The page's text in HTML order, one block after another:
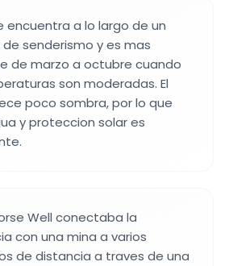
encuentra a lo largo de un
senderismo y es mas
de marzo a octubre cuando
son moderadas. El
poco sombra, por lo que
y proteccion solar es
Well conectaba la
con una mina a varios
de distancia a traves de una